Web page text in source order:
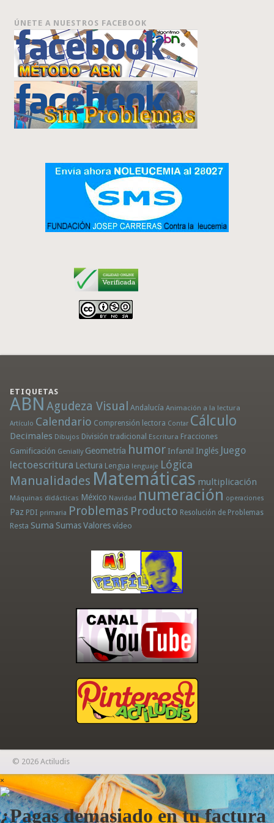
ÚNETE A NUESTROS FACEBOOK
ETIQUETAS
ABN Agudeza Visual Andalucía Animación a la lectura
Artículo Calendario Comprensión lectora Contar Cálculo
Decimales Dibujos División tradicional Escritura Fracciones
Gamificación Genially Geometría humor Infantil Inglés Juego
lectoescritura Lectura Lengua lenguaje Lógica
Manualidades Matemáticas multiplicación
Máquinas didácticas México Navidad numeración operaciones
Paz PDI primaria Problemas Producto Resolución de Problemas
Resta Suma Sumas Valores vídeo
© 2026 Actiludis
×
¿Pagas demasiado en tu factura